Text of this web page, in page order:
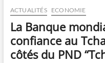
:
Le
Directeur
Général
Adjoint
du
ACTUALITÉS ECONOMIE
La Banque
confiance au
côtés du PND